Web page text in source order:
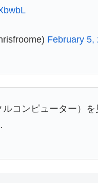
February 5,
コンピューター）